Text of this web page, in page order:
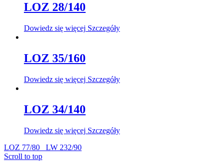
LOZ 28/140
Dowiedz się więcej Szczegóły
LOZ 35/160
Dowiedz się więcej Szczegóły
LOZ 34/140
Dowiedz się więcej Szczegóły
LOZ 77/80
LW 232/90
Scroll to top